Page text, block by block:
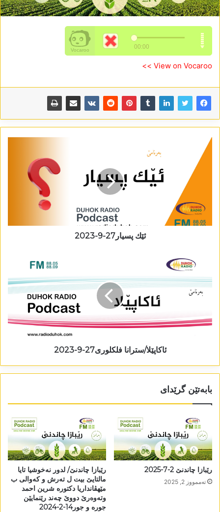
View on Vocaroo >>
ئێك پسیار27-9-2023
ئاکاپێلا/سترانا فلکلوری27-9-2023
بابەتێن گرێدای
رێبازا چاندنێ 2-7-2025
تەممووز 2, 2025
رێبازا چاندنێ/ لدور نەخوشیا تایا
مالتایێ بیت ل تەرش و کەوالی ب
مێھڤانداریا دکتورە شرین احمد
وتەوەرێ دووێ چەند رێنمایێن
جورە و جور14-2-2024